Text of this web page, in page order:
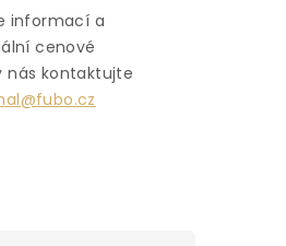
informací a
cenové
nás kontaktujte